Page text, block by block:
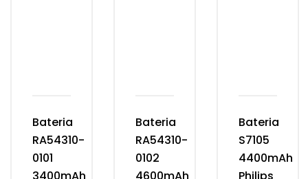
Bateria
RA54310-
0101
Bateria
RA54310-
0102
Bateria
S7105
4400mAh